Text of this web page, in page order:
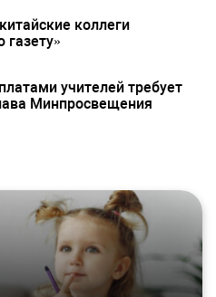
коллеги
газету»
учителей требует
Минпросвещения